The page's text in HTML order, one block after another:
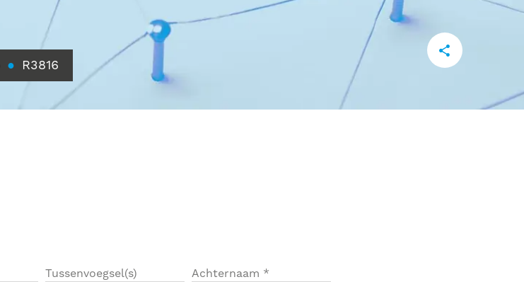
● R3816
Tussenvoegsel(s) Achternaam *